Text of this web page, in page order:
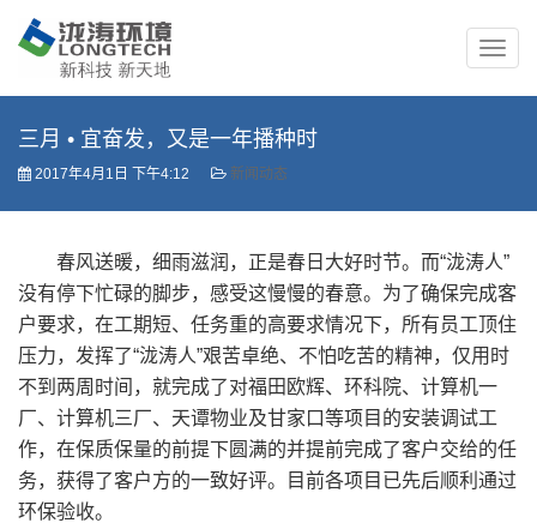
三月 • 宜奋发，又是一年播种时
2017年4月1日 下午4:12 新闻动态
春风送暖，细雨滋润，正是春日大好时节。而“泷涛人”
没有停下忙碌的脚步，感受这慢慢的春意。为了确保完成客
户要求，在工期短、任务重的高要求情况下，所有员工顶住
压力，发挥了“泷涛人”艰苦卓绝、不怕吃苦的精神，仅用时
不到两周时间，就完成了对福田欧辉、环科院、计算机一
厂、计算机三厂、天谭物业及甘家口等项目的安装调试工
作，在保质保量的前提下圆满的并提前完成了客户交给的任
务，获得了客户方的一致好评。目前各项目已先后顺利通过
环保验收。